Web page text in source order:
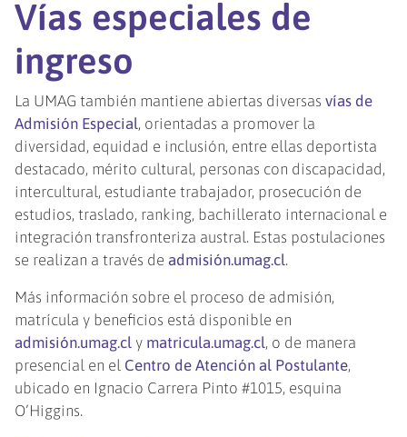
Vías especiales de
ingreso
La UMAG también mantiene abiertas diversasvías de
Admisión Especial, orientadas a promover la
diversidad, equidad e inclusión, entre ellas deportista
destacado, mérito cultural, personas con discapacidad,
intercultural, estudiante trabajador, prosecución de
estudios, traslado, ranking, bachillerato internacional e
integración transfronteriza austral. Estas postulaciones
se realizan a través deadmisión.umag.cl.
Más información sobre el proceso de admisión,
matrícula y beneficios está disponible en
admisión.umag.cl y matricula.umag.cl, o de manera
presencial en el Centro de Atención al Postulante,
ubicado en Ignacio Carrera Pinto #1015, esquina
O’Higgins.